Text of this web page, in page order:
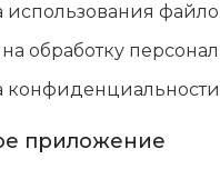
использования
обработку
конфиденциальности
приложение